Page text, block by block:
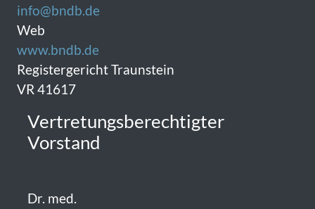
info@bndb.de
Web
www.bndb.de
Registergericht Traunstein
VR 41617
Vertretungsberechtigter
Vorstand
Dr. med.